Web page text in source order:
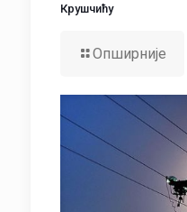
Крушчићу
Опширније